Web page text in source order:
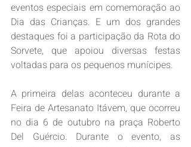
eventos especiais em comemoração ao
Dia das Crianças. E um dos grandes
destaques foi a participação da Rota do
Sorvete, que apoiou diversas festas
voltadas para os pequenos munícipes.
A primeira delas aconteceu durante a
Feira de Artesanato Itávem, que ocorreu
no dia 6 de outubro na praça Roberto
Del Guércio. Durante o evento, as